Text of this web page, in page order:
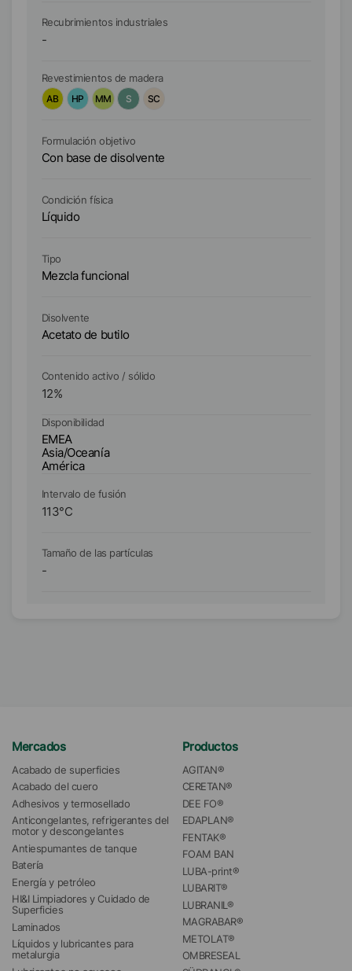
Recubrimientos industriales
-
Revestimientos de madera
AB
HP MM S SC
Formulación objetivo
Con base de disolvente
Condición física
Líquido
Tipo
Mezcla funcional
Disolvente
Acetato de butilo
Contenido activo / sólido
12%
Disponibilidad
EMEA
Asia/Oceanía
América
Intervalo de fusión
113°C
Tamaño de las partículas
-
Mercados
Acabado de superficies
Acabado del cuero
Adhesivos y termosellado
Anticongelantes, refrigerantes del
motor y descongelantes
Antiespumantes de tanque
Batería
Energía y petróleo
HI&I Limpiadores y Cuidado de
Superficies
Laminados
Líquidos y lubricantes para
metalurgia
Productos
AGITAN®
CERETAN®
DEE FO®
EDAPLAN®
FENTAK®
FOAM BAN
LUBA-print®
LUBARIT®
LUBRANIL®
MAGRABAR®
METOLAT®
OMBRESEAL